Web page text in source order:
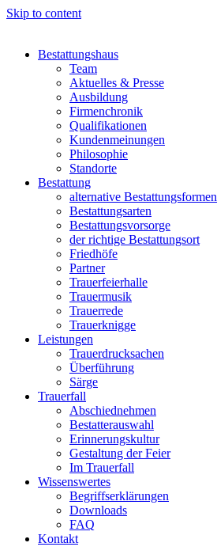
Skip to content
Bestattungshaus
Team
Aktuelles & Presse
Ausbildung
Firmenchronik
Qualifikationen
Kundenmeinungen
Philosophie
Standorte
Bestattung
alternative Bestattungsformen
Bestattungsarten
Bestattungsvorsorge
der richtige Bestattungsort
Friedhöfe
Partner
Trauerfeierhalle
Trauermusik
Trauerrede
Trauerknigge
Leistungen
Trauerdrucksachen
Überführung
Särge
Trauerfall
Abschiednehmen
Bestatterauswahl
Erinnerungskultur
Gestaltung der Feier
Im Trauerfall
Wissenswertes
Begriffserklärungen
Downloads
FAQ
Kontakt